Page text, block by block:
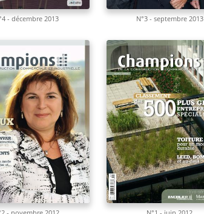
- décembre 2013 N°3 - septembre 2013